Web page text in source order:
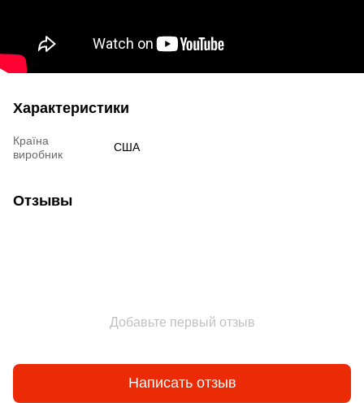
Характеристики
Країна
виробник
США
Отзывы
Добавьте первый отзыв
Написать отзыв